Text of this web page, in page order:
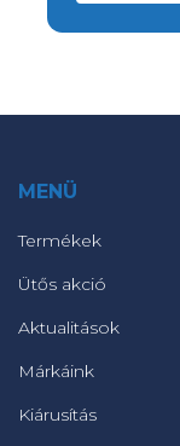
MENÜ
Termékek
Ütős akció
Aktualitások
Márkáink
Kiárusítás